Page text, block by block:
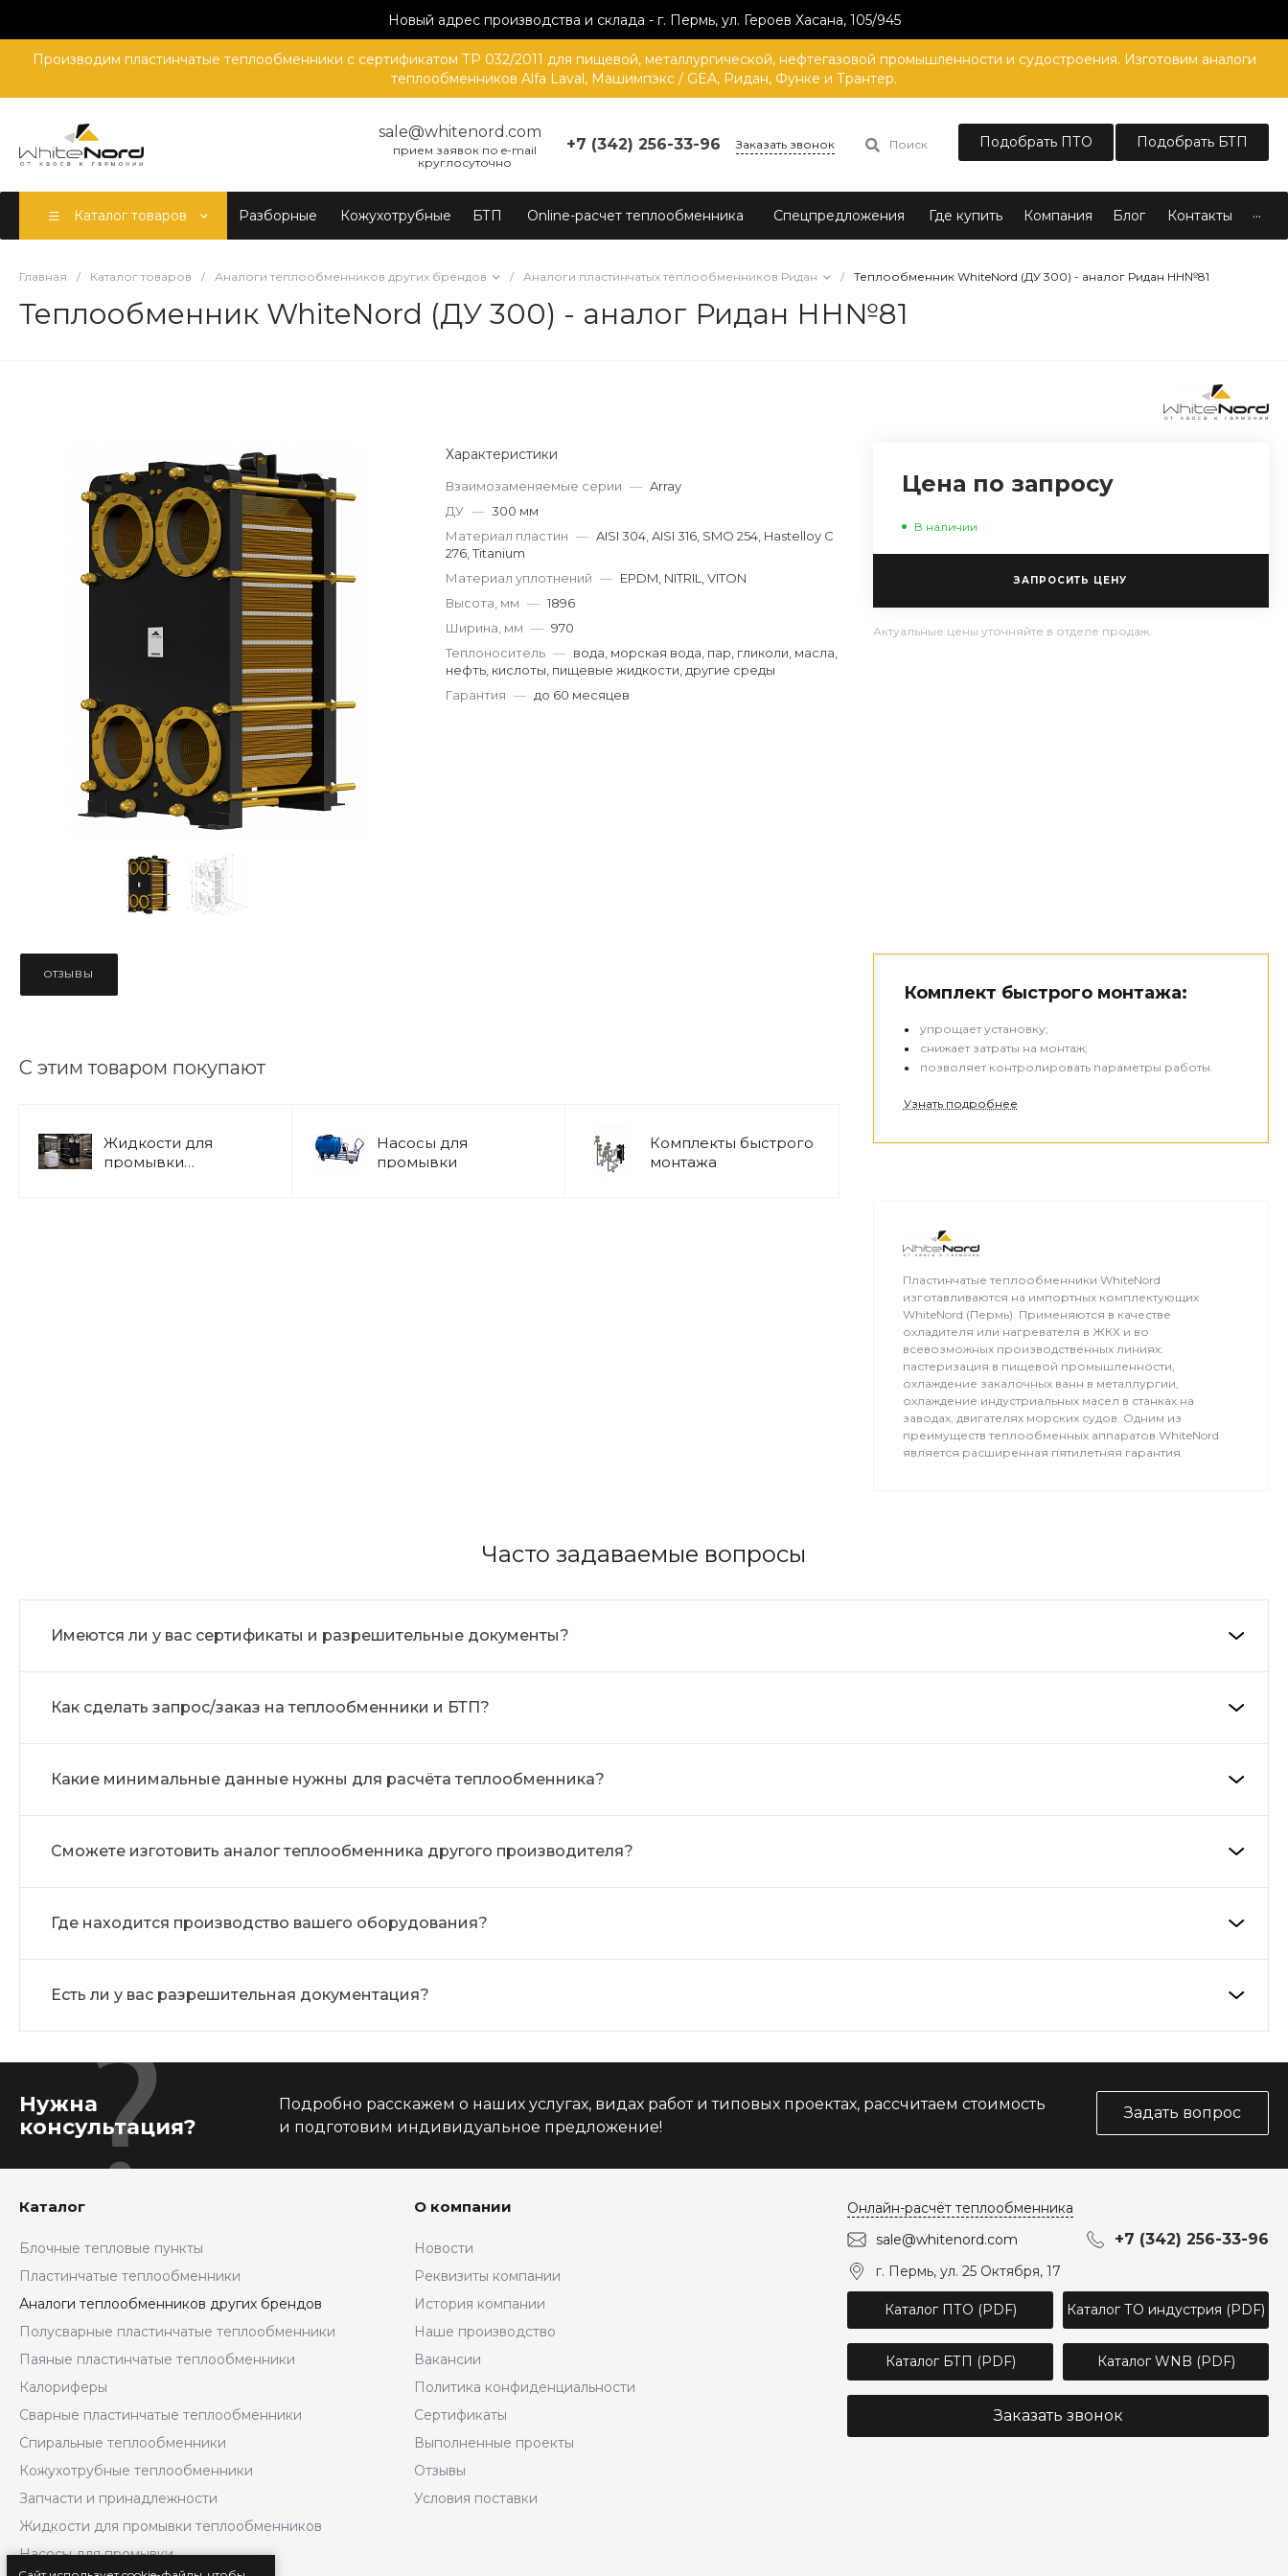
Новый адрес производства и склада - г. Пермь, ул. Героев Хасана, 105/945
Производим пластинчатые теплообменники с сертификатом ТР 032/2011 для пищевой, металлургической, нефтегазовой промышленности и судостроения. Изготовим аналоги
теплообменников Alfa Laval, Машимпэкс / GEA, Ридан, Функе и Трантер.
sale@whitenord.com
прием заявок по e-mail
круглосуточно
+7 (342) 256-33-96 Заказать звонок Поиск Подобрать ПТО Подобрать БТП
Каталог товаров Разборные Кожухотрубные БТП Online-расчет теплообменника Спецпредложения Где купить Компания Блог Контакты ...
Главная / Каталог товаров / Аналоги теплообменников других брендов / Аналоги пластинчатых теплообменников Ридан / Теплообменник WhiteNord (ДУ 300) - аналог Ридан НН№81
Теплообменник WhiteNord (ДУ 300) - аналог Ридан НН№81
Характеристики
Взаимозаменяемые серии — Array
ДУ — 300 мм
Материал пластин — AISI 304, AISI 316, SMO 254, Hastelloy C
276, Titanium
Материал уплотнений — EPDM, NITRIL, VITON
Высота, мм — 1896
Ширина, мм — 970
Теплоноситель — вода, морская вода, пар, гликоли, масла,
нефть, кислоты, пищевые жидкости, другие среды
Гарантия — до 60 месяцев
Цена по запросу
В наличии
ЗАПРОСИТЬ ЦЕНУ
Актуальные цены уточняйте в отделе продаж.
ОТЗЫВЫ
С этим товаром покупают
Жидкости для
промывки
Насосы для
промывки
Комплекты быстрого
монтажа
Комплект быстрого монтажа:
упрощает установку;
снижает затраты на монтаж;
позволяет контролировать параметры работы.
Узнать подробнее
Пластинчатые теплообменники WhiteNord
изготавливаются на импортных комплектующих
WhiteNord (Пермь). Применяются в качестве
охладителя или нагревателя в ЖКХ и во
всевозможных производственных линиях:
пастеризация в пищевой промышленности,
охлаждение закалочных ванн в металлургии,
охлаждение индустриальных масел в станках на
заводах, двигателях морских судов. Одним из
преимуществ теплообменных аппаратов WhiteNord
является расширенная пятилетняя гарантия.
Часто задаваемые вопросы
Имеются ли у вас сертификаты и разрешительные документы?
Как сделать запрос/заказ на теплообменники и БТП?
Какие минимальные данные нужны для расчёта теплообменника?
Сможете изготовить аналог теплообменника другого производителя?
Где находится производство вашего оборудования?
Есть ли у вас разрешительная документация?
Нужна
консультация?
Подробно расскажем о наших услугах, видах работ и типовых проектах, рассчитаем стоимость
и подготовим индивидуальное предложение!
Задать вопрос
Каталог
Блочные тепловые пункты
Пластинчатые теплообменники
Аналоги теплообменников других брендов
Полусварные пластинчатые теплообменники
Паяные пластинчатые теплообменники
Калориферы
Сварные пластинчатые теплообменники
Спиральные теплообменники
Кожухотрубные теплообменники
Запчасти и принадлежности
Жидкости для промывки теплообменников
Насосы для промывки
О компании
Новости
Реквизиты компании
История компании
Наше производство
Вакансии
Политика конфиденциальности
Сертификаты
Выполненные проекты
Отзывы
Условия поставки
Онлайн-расчёт теплообменника
sale@whitenord.com
+7 (342) 256-33-96
г. Пермь, ул. 25 Октября, 17
Каталог ПТО (PDF) Каталог ТО индустрия (PDF)
Каталог БТП (PDF) Каталог WNB (PDF)
Заказать звонок